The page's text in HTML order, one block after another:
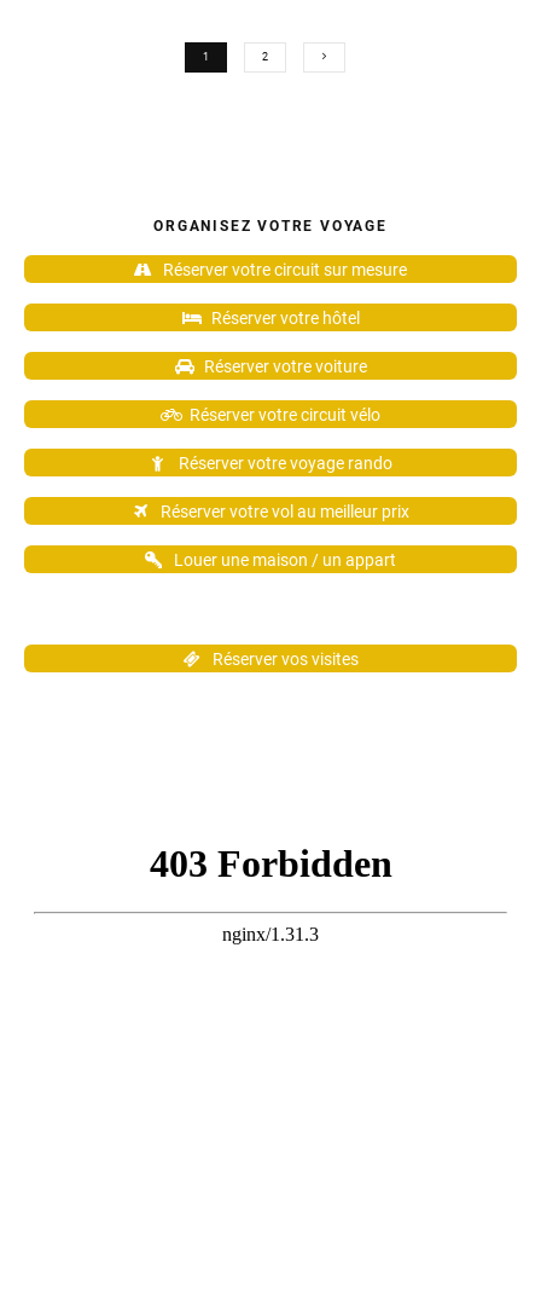
1 2
ORGANISEZ VOTRE VOYAGE
Réserver votre circuit sur mesure
Réserver votre hôtel
Réserver votre voiture
Réserver votre circuit vélo
Réserver votre voyage rando
Réserver votre vol au meilleur prix
Louer une maison / un appart
Réserver vos visites